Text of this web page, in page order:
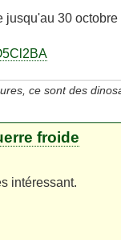
30
ce sont des
froide
intéressant.